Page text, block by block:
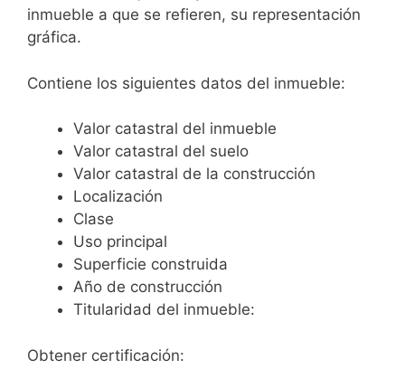
inmueble a que se refieren, su representación
gráfica.
Contiene los siguientes datos del inmueble:
Valor catastral del inmueble
Valor catastral del suelo
Valor catastral de la construcción
Localización
Clase
Uso principal
Superficie construida
Año de construcción
Titularidad del inmueble:
Obtener certificación: